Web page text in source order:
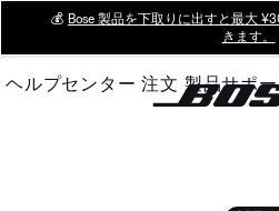
Main
💰 Bose 製品を下取りに出すと最大
きます。
ヘルプセンター 注文 製品サポ